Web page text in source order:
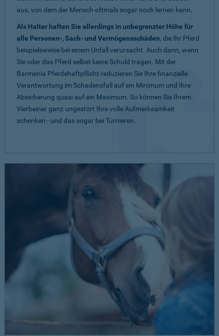
aus, von dem der Mensch oftmals sogar noch lernen kann.
Als Halter haften Sie allerdings in unbegrenzter Höhe für
alle Personen-, Sach- und Vermögensschäden, die Ihr Pferd
beispielsweise bei einem Unfall verursacht. Auch dann, wenn
Sie oder das Pferd selbst keine Schuld tragen. Mit der
Barmenia Pferdehaftpflicht reduzieren Sie Ihre finanzielle
Verantwortung im Schadensfall auf ein Minimum und Ihre
Absicherung quasi auf ein Maximum. So können Sie Ihrem
Vierbeiner ganz ungestört Ihre volle Aufmerksamkeit
schenken - und das sogar bei Turnieren.